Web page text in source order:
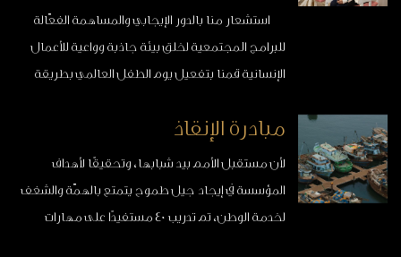
استشعار منا بالدور الإيجابي والمساهمة الفعّالة
للبرامج المجتمعية لخلق بيئة جاذبة وواعية للأعمال
الإنسانية قمنا بتفعيل يوم الطفل العالمي بطريقة
مبادرة الإنقاذ
لأن مستقبل الأمم بيد شبابها، وتحقيقًا لأهداف
المؤسسة في إيجاد جيل طموح يتمتع بالهمّة والشغف
لخدمة الوطن، تم تدريب 40 مستفيدًا على مهارات